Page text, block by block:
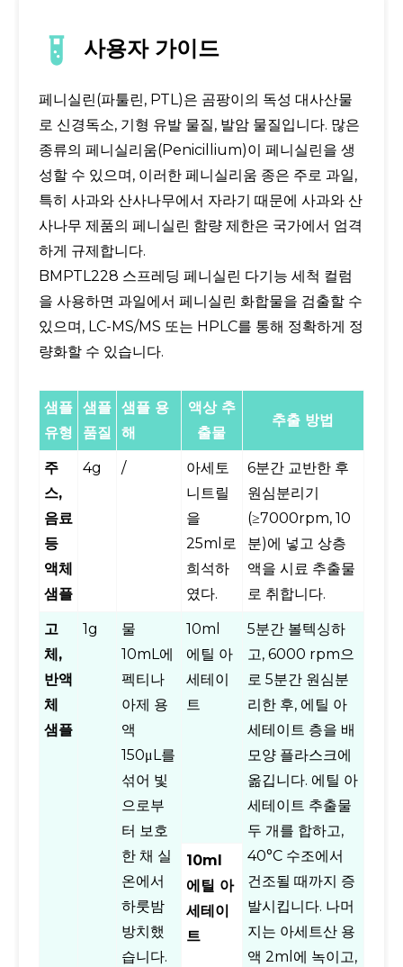
사용자 가이드
페니실린(파툴린, PTL)은 곰팡이의 독성 대사산물
로 신경독소, 기형 유발 물질, 발암 물질입니다. 많은
종류의 페니실리움(Penicillium)이 페니실린을 생
성할 수 있으며, 이러한 페니실리움 종은 주로 과일,
특히 사과와 산사나무에서 자라기 때문에 사과와 산
사나무 제품의 페니실린 함량 제한은 국가에서 엄격
하게 규제합니다.
BMPTL228 스프레딩 페니실린 다기능 세척 컬럼
을 사용하면 과일에서 페니실린 화합물을 검출할 수
있으며, LC-MS/MS 또는 HPLC를 통해 정확하게 정
량화할 수 있습니다.
샘플
유형
샘플
품질
샘플 용
해
액상 추
출물
추출 방법
주
스,
음료
등
액체
샘플
4g /
아세토
니트릴
을
25ml로
희석하
였다.
6분간 교반한 후
원심분리기
(≥7000rpm, 10
분)에 넣고 상층
액을 시료 추출물
로 취합니다.
고
체,
반액
체
샘플
1g
물
10mL에
펙티나
아제 용
액
150μL를
섞어 빛
으로부
터 보호
한 채 실
온에서
하룻밤
방치했
습니다.
10ml
에틸 아
세테이
트
5분간 볼텍싱하
고, 6000 rpm으
로 5분간 원심분
리한 후, 에틸 아
세테이트 층을 배
모양 플라스크에
옮깁니다. 에틸 아
세테이트 추출물
두 개를 합하고,
40°C 수조에서
건조될 때까지 증
발시킵니다. 나머
지는 아세트산 용
액 2ml에 녹이고,
10ml
에틸 아
세테이
트